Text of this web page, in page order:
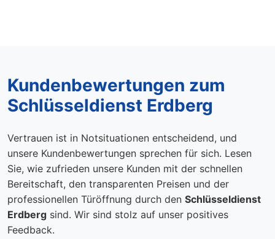
Kundenbewertungen zum
Schlüsseldienst Erdberg
Vertrauen ist in Notsituationen entscheidend, und
unsere Kundenbewertungen sprechen für sich. Lesen
Sie, wie zufrieden unsere Kunden mit der schnellen
Bereitschaft, den transparenten Preisen und der
professionellen Türöffnung durch den Schlüsseldienst
Erdberg sind. Wir sind stolz auf unser positives
Feedback.